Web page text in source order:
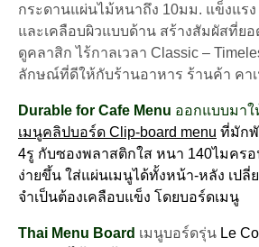
กระดานแผ่นไม้หนาถึง 10มม. แข็งแรง
และเคลือบผิวแบบด้าน สร้างสัมผัสที่ย
ดูคลาสิก ไร้กาลเวลา Classic –
ลักษณ์ที่ดีให้กับร้านอาหาร ร้านค้า คา
Durable for Cafe Menu ออกแบบมา
เมนูคลิปบอร์ด Clip-board menu ที่มักพั
4รู กับซองพลาสติกใส หนา 140ไมคร
ง่ายขึ้น ใส่แผ่นเมนูได้ทั้งหน้า-หลัง เปลี่
จำเป็นต้องเคลือบแข็ง โดยบอร์ดเมนู
Thai Menu Board เมนูบอร์ดรุ่น Le